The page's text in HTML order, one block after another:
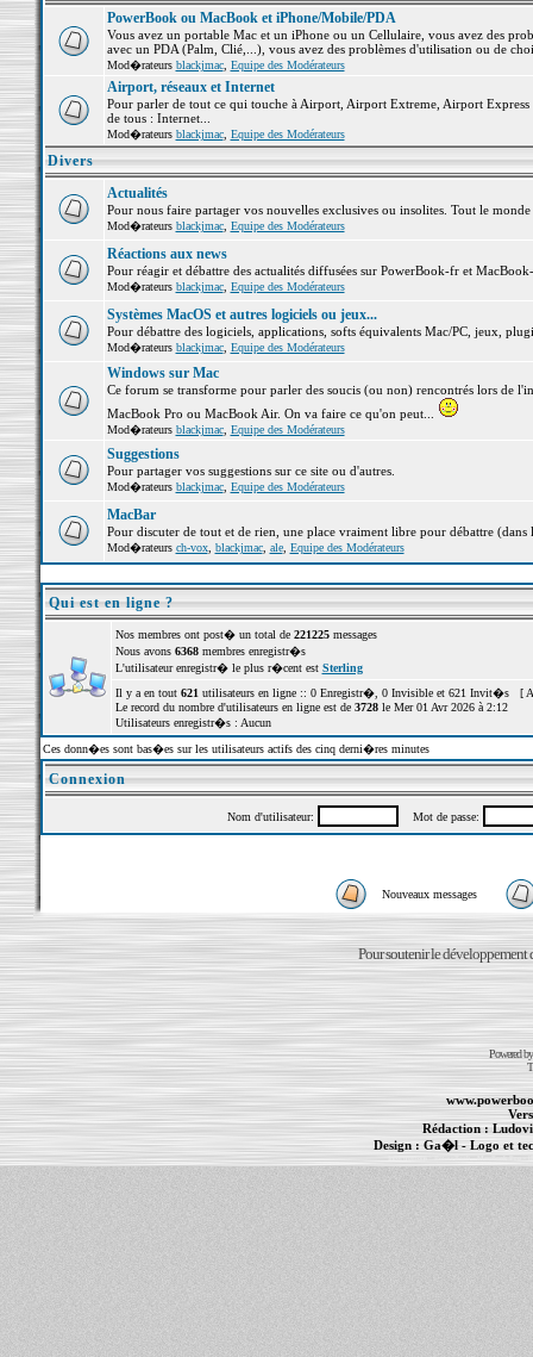
PowerBook ou MacBook et iPhone/Mobile/PDA
Vous avez un portable Mac et un iPhone ou un Cellulaire, vous avez des
avec un PDA (Palm, Clié,...), vous avez des problèmes d'utilisation ou de
Mod�rateurs blackjmac, Equipe des Modérateurs
Airport, réseaux et Internet
Pour parler de tout ce qui touche à Airport, Airport Extreme, Airport
de tous : Internet...
Mod�rateurs blackjmac, Equipe des Modérateurs
Divers
Actualités
Pour nous faire partager vos nouvelles exclusives ou insolites. Tout le
Mod�rateurs blackjmac, Equipe des Modérateurs
Réactions aux news
Pour réagir et débattre des actualités diffusées sur PowerBook-fr et
Mod�rateurs blackjmac, Equipe des Modérateurs
Systèmes MacOS et autres logiciels ou jeux...
Pour débattre des logiciels, applications, softs équivalents Mac/PC, jeux,
Mod�rateurs blackjmac, Equipe des Modérateurs
Windows sur Mac
Ce forum se transforme pour parler des soucis (ou non) rencontrés lors de
MacBook Pro ou MacBook Air. On va faire ce qu'on peut...
Mod�rateurs blackjmac, Equipe des Modérateurs
Suggestions
Pour partager vos suggestions sur ce site ou d'autres.
Mod�rateurs blackjmac, Equipe des Modérateurs
MacBar
Pour discuter de tout et de rien, une place vraiment libre pour débattre (dans
Mod�rateurs ch-vox, blackjmac, ale, Equipe des Modérateurs
Qui est en ligne ?
Nos membres ont post� un total de 221225messages
Nous avons 6368membres enregistr�s
L'utilisateur enregistr� le plus r�cent est Sterling
Il y a en tout 621 utilisateurs en ligne :: 0 Enregistr�, 0 Invisible et 621 Invit�s [
Le record du nombre d'utilisateurs en ligne est de 3728le Mer 01 Avr 2026 à 2:12
Utilisateurs enregistr�s : Aucun
Ces donn�es sont bas�es sur les utilisateurs actifs des cinq derni�res minutes
Connexion
Nom d'utilisateur: Mot de passe:
Nouveaux messages
Pour soutenir le développement
Powered
Rédaction :
Design : Ga�l- Logo et